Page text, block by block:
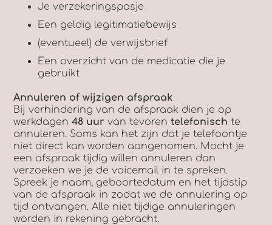
Je verzekeringspasje
Een geldig legitimatiebewijs
(eventueel) de verwijsbrief
Een overzicht van de medicatie die je
gebruikt
Annuleren of wijzigen afspraak
Bij verhindering van de afspraak dien je op
werkdagen48 uur van tevorentelefonisch te
annuleren. Soms kan het zijn dat je telefoontje
niet direct kan worden aangenomen. Mocht je
een afspraak tijdig willen annuleren dan
verzoeken we je de voicemail in te spreken.
Spreek je naam, geboortedatum en het tijdstip
van de afspraak in zodat we de annulering op
tijd ontvangen. Alle niet tijdige annuleringen
worden in rekening gebracht.